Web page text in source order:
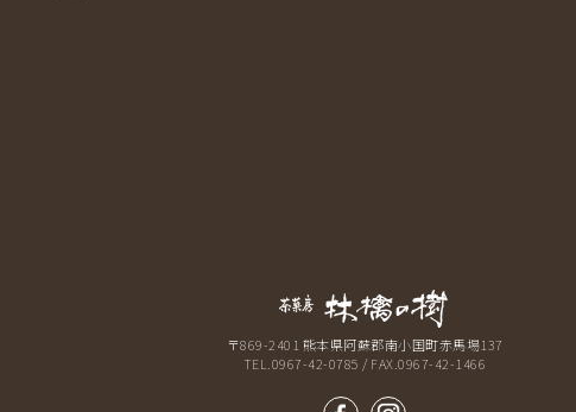
〒869-2401 熊本県阿蘇郡南小国町赤馬場137
TEL.0967-42-0785 / FAX.0967-42-1466